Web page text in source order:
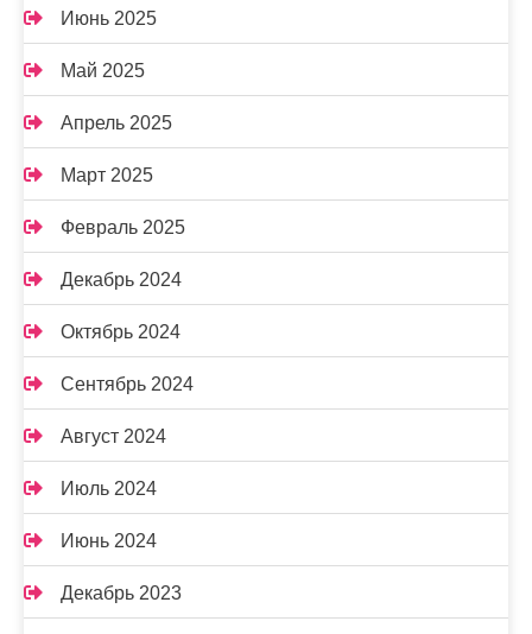
Июнь 2025
Май 2025
Апрель 2025
Март 2025
Февраль 2025
Декабрь 2024
Октябрь 2024
Сентябрь 2024
Август 2024
Июль 2024
Июнь 2024
Декабрь 2023